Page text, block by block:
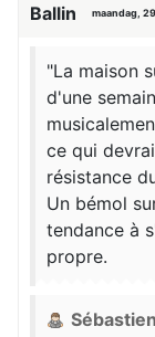
Ballin maandag,
"La maison
d'une
ce qui
résistance
Un bémol
tendance à
propre.